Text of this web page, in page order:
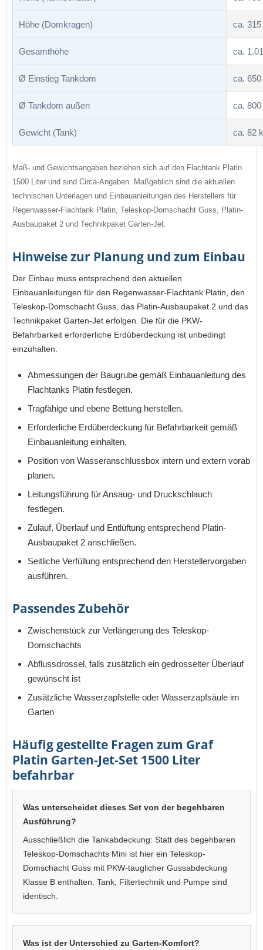
Höhe (Domkragen) ca.
Gesamthöhe ca.
Ø Einstieg Tankdom ca.
Ø Tankdom außen ca.
Gewicht (Tank) ca. 82
Maß- und Gewichtsangaben beziehen sich auf den Flachtank Platin
1500 Liter und sind Circa-Angaben. Maßgeblich sind die aktuellen
technischen Unterlagen und Einbauanleitungen des Herstellers für
Regenwasser-Flachtank Platin, Teleskop-Domschacht Guss, Platin-
Ausbaupaket 2 und Technikpaket Garten-Jet.
Hinweise zur Planung und zum Einbau
Der Einbau muss entsprechend den aktuellen
Einbauanleitungen für den Regenwasser-Flachtank Platin, den
Teleskop-Domschacht Guss, das Platin-Ausbaupaket 2 und das
Technikpaket Garten-Jet erfolgen. Die für die PKW-
Befahrbarkeit erforderliche Erdüberdeckung ist unbedingt
einzuhalten.
Abmessungen der Baugrube gemäß Einbauanleitung des
Flachtanks Platin festlegen.
Tragfähige und ebene Bettung herstellen.
Erforderliche Erdüberdeckung für Befahrbarkeit gemäß
Einbauanleitung einhalten.
Position von Wasseranschlussbox intern und extern vorab
planen.
Leitungsführung für Ansaug- und Druckschlauch
festlegen.
Zulauf, Überlauf und Entlüftung entsprechend Platin-
Ausbaupaket 2 anschließen.
Seitliche Verfüllung entsprechend den Herstellervorgaben
ausführen.
Passendes Zubehör
Zwischenstück zur Verlängerung des Teleskop-
Domschachts
Abflussdrossel, falls zusätzlich ein gedrosselter Überlauf
gewünscht ist
Zusätzliche Wasserzapfstelle oder Wasserzapfsäule im
Garten
Häufig gestellte Fragen zum Graf
Platin Garten-Jet-Set 1500 Liter
befahrbar
Was unterscheidet dieses Set von der begehbaren
Ausführung?
Ausschließlich die Tankabdeckung: Statt des begehbaren
Teleskop-Domschachts Mini ist hier ein Teleskop-
Domschacht Guss mit PKW-tauglicher Gussabdeckung
Klasse B enthalten. Tank, Filtertechnik und Pumpe sind
identisch.
Was ist der Unterschied zu Garten-Komfort?